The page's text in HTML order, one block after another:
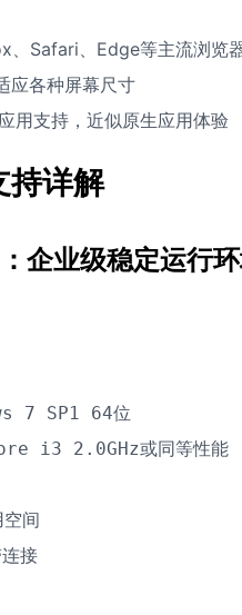
、Safari、Edge等主流浏览
应各种屏幕尺寸
用支持，近似原生应用体验
持详解
企业级稳定运行
7 SP1 64位
i3 2.0GHz或同等性能
间
接